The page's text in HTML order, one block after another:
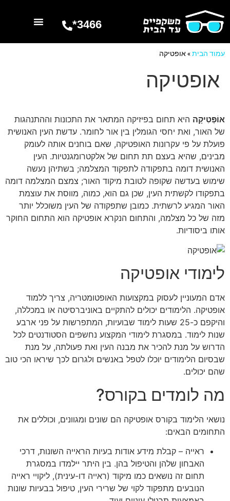
3466*
עמוד הבית»אופטיקה
אופטיקה
אוֹפְּטִיקָה היא תחום בפיזיקה המתאר את התכונות וההתנהגות
של האור, ואת יחסי הגומלין בין אור לחומר. עדשת העין האנושית
פועלת על פי עקרונות האופטיקה, שאם בוחנים אותה לעומק
מבינים, שהיא בעצם תת תחום של אלקטרומגנטיות. העין
האנושית דומה בתפקודה לתפקוד המצלמה; בשתיהן נעשה
שימוש בעדשה שקופה לטובת מיקוד האור; צמצם המצלמה דומה
בתפקודו לקשתית העין, שכן גם הוא, כמוה, מווסת את עוצמת
האור המגיע לרשתית. כמובן שתפקודה של העין משוכלל יותר
מזה של כל מצלמה, והתחום הנקרא אופטיקה הוא התחום החוקר
אותו ביסודיות.
לימודי אופטיקה
אדם המעוניין לעסוק במקצועות האופטומטריה, צריך ללמוד
אופטיקה. הלימודים יכולים להתקיים באוניברסיטה או במכללה,
והיקפם כ-25 שעות לימוד שבועיות, המתפרשות על פני ארבע
שנות לימוד. במסגרת לימודי המקצוע נחשפים הסטודנטים לכל
הדרוש על מנת להכיר את מבנה העין ואת פעולתה, על מנת
שבסיום הלימודים יוכלו לטפל באנשים ולגרום לכך שיראו הכי טוב
שהם יכולים.
מה לומדים בקורס?
נושאי הלימוד בקורס אופטיקה הם שונים ומגוונים, וכוללים את
התחומים הבאים:
ראייה – קבלת מידע אודות בעיות הראייה השונות, דרכי
האבחון שלהן והטיפול בהן. בין היתר יילמדו במסגרת
תחום זה נושאים כמו מיקוד (ראייה דו-עינית), ליקויי ראייה
הנובעים מתפקוד לקוי של שרירי העין, טיפול בבעיות שונות